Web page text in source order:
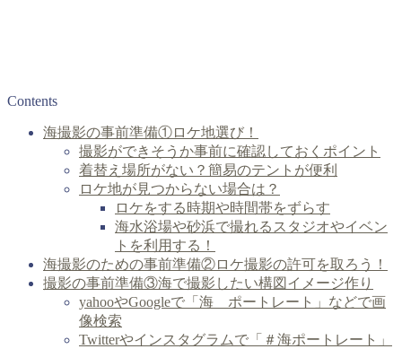
Contents
海撮影の事前準備①ロケ地選び！
撮影ができそうか事前に確認しておくポイント
着替え場所がない？簡易のテントが便利
ロケ地が見つからない場合は？
ロケをする時期や時間帯をずらす
海水浴場や砂浜で撮れるスタジオやイベン
トを利用する！
海撮影のための事前準備②ロケ撮影の許可を取ろう！
撮影の事前準備③海で撮影したい構図イメージ作り
yahooやGoogleで「海 ポートレート」などで画
像検索
Twitterやインスタグラムで「＃海ポートレート」